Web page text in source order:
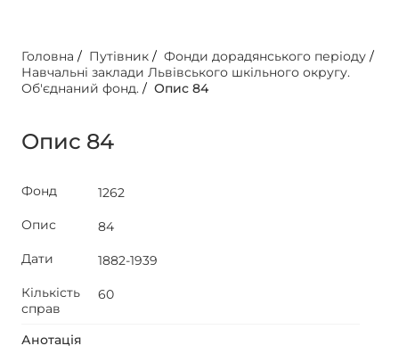
Головна / Путівник / Фонди дорадянського періоду /
Навчальні заклади Львівського шкільного округу.
Об'єднаний фонд. / Опис 84
Опис 84
Фонд
1262
Опис
84
Дати
1882-1939
Кількість
справ
60
Анотація